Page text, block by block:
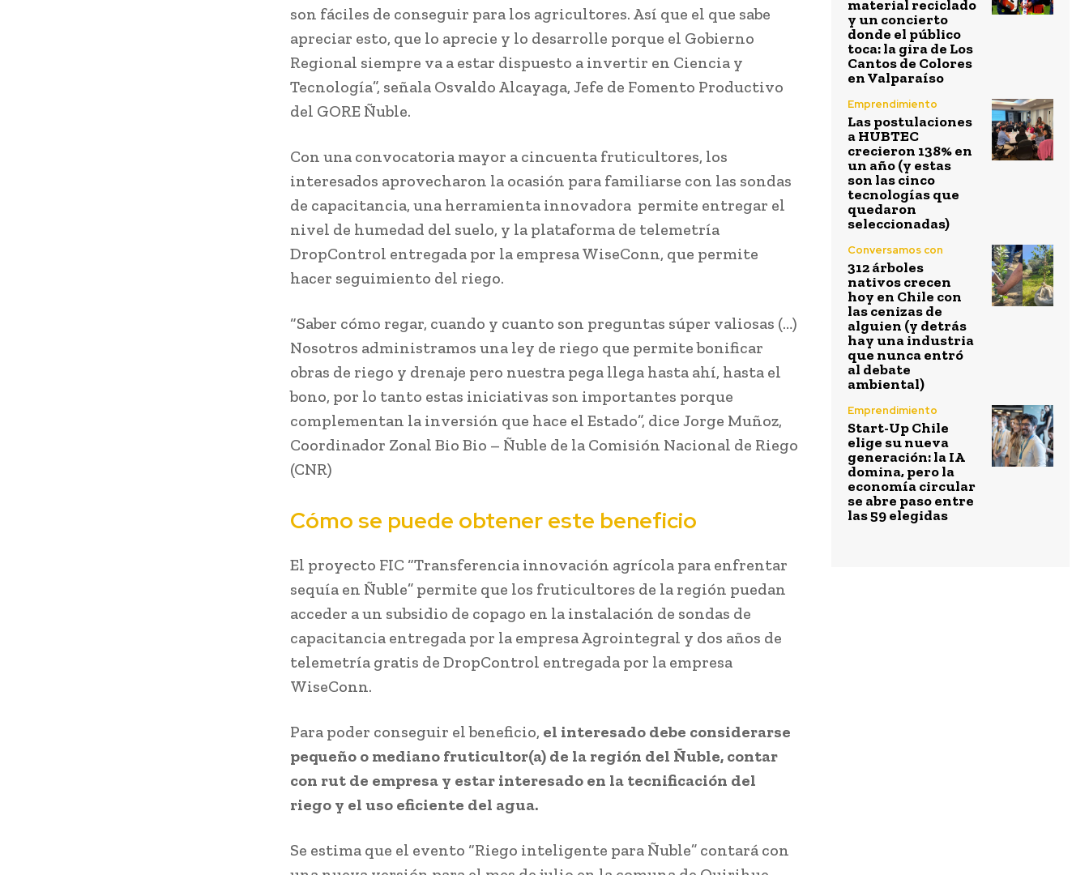
son fáciles de conseguir para los agricultores. Así que el que sabe
apreciar esto, que lo aprecie y lo desarrolle porque el Gobierno
Regional siempre va a estar dispuesto a invertir en Ciencia y
Tecnología”, señala Osvaldo Alcayaga, Jefe de Fomento Productivo
del GORE Ñuble.
Con una convocatoria mayor a cincuenta fruticultores, los
interesados aprovecharon la ocasión para familiarse con las sondas
de capacitancia, una herramienta innovadora permite entregar el
nivel de humedad del suelo, y la plataforma de telemetría
DropControl entregada por la empresa WiseConn, que permite
hacer seguimiento del riego.
“Saber cómo regar, cuando y cuanto son preguntas súper valiosas (…)
Nosotros administramos una ley de riego que permite bonificar
obras de riego y drenaje pero nuestra pega llega hasta ahí, hasta el
bono, por lo tanto estas iniciativas son importantes porque
complementan la inversión que hace el Estado”, dice Jorge Muñoz,
Coordinador Zonal Bio Bio – Ñuble de la Comisión Nacional de Riego
(CNR)
Cómo se puede obtener este beneficio
El proyecto FIC “Transferencia innovación agrícola para enfrentar
sequía en Ñuble” permite que los fruticultores de la región puedan
acceder a un subsidio de copago en la instalación de sondas de
capacitancia entregada por la empresa Agrointegral y dos años de
telemetría gratis de DropControl entregada por la empresa
WiseConn.
Para poder conseguir el beneficio, el interesado debe considerarse
pequeño o mediano fruticultor(a) de la región del Ñuble, contar
con rut de empresa y estar interesado en la tecnificación del
riego y el uso eficiente del agua.
Se estima que el evento “Riego inteligente para Ñuble” contará con
material reciclado
y un concierto
donde el público
toca: la gira de Los
Cantos de Colores
en Valparaíso
Emprendimiento
Las postulaciones
a HUBTEC
crecieron 138% en
un año (y estas
son las cinco
tecnologías que
quedaron
seleccionadas)
Conversamos con
312 árboles
nativos crecen
hoy en Chile con
las cenizas de
alguien (y detrás
hay una industria
que nunca entró
al debate
ambiental)
Emprendimiento
Start-Up Chile
elige su nueva
generación: la IA
domina, pero la
economía circular
se abre paso entre
las 59 elegidas